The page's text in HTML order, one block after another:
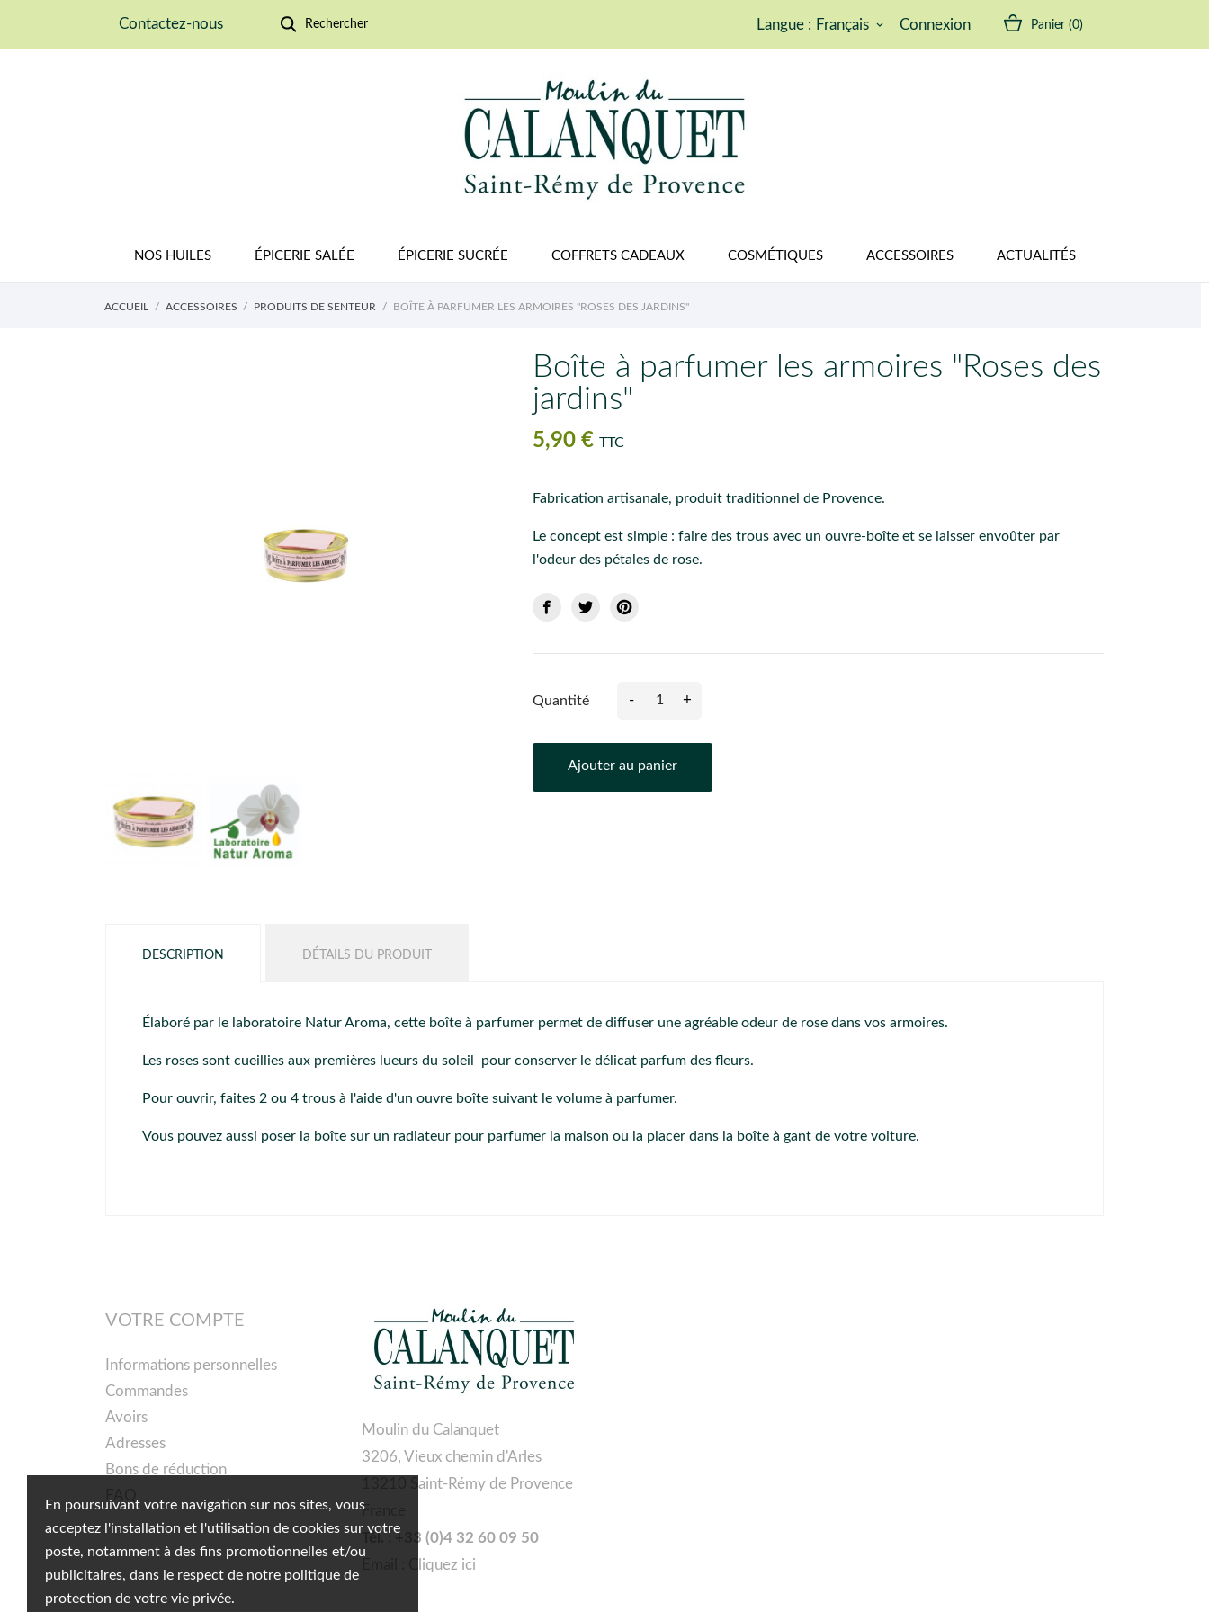
En poursuivant votre navigation sur nos sites, vous
acceptez l'installation et l'utilisation de cookies sur votre
poste, notamment à des fins promotionnelles et/ou
publicitaires, dans le respect de notre politique de
protection de votre vie privée.
Contactez-nous Rechercher Langue : Français keyboard_arrow_down Connexion Panier (0)
NOS HUILES ÉPICERIE SALÉE ÉPICERIE SUCRÉE COFFRETS CADEAUX COSMÉTIQUES ACCESSOIRES ACTUALITÉS
ACCUEIL ACCESSOIRES PRODUITS DE SENTEUR BOÎTE À PARFUMER LES ARMOIRES "ROSES DES JARDINS"
Boîte à parfumer les armoires "Roses des
jardins"
5,90 € TTC
Fabrication artisanale, produit traditionnel de Provence.
Le concept est simple : faire des trous avec un ouvre-boîte et se laisser envoûter par
l'odeur des pétales de rose.
Quantité - +
Ajouter au panier
DESCRIPTION DÉTAILS DU PRODUIT
Élaboré par le laboratoire Natur Aroma, cette boîte à parfumer permet de diffuser une agréable odeur de rose dans vos armoires.
Les roses sont cueillies aux premières lueurs du soleil pour conserver le délicat parfum des fleurs.
Pour ouvrir, faites 2 ou 4 trous à l'aide d'un ouvre boîte suivant le volume à parfumer.
Vous pouvez aussi poser la boîte sur un radiateur pour parfumer la maison ou la placer dans la boîte à gant de votre voiture.
VOTRE COMPTE
Informations personnelles
Commandes
Avoirs
Adresses
Bons de réduction
Moulin du Calanquet
3206, Vieux chemin d'Arles
13210 Saint-Rémy de Provence
France
Tél. : +33 (0)4 32 60 09 50
Cliquez ici